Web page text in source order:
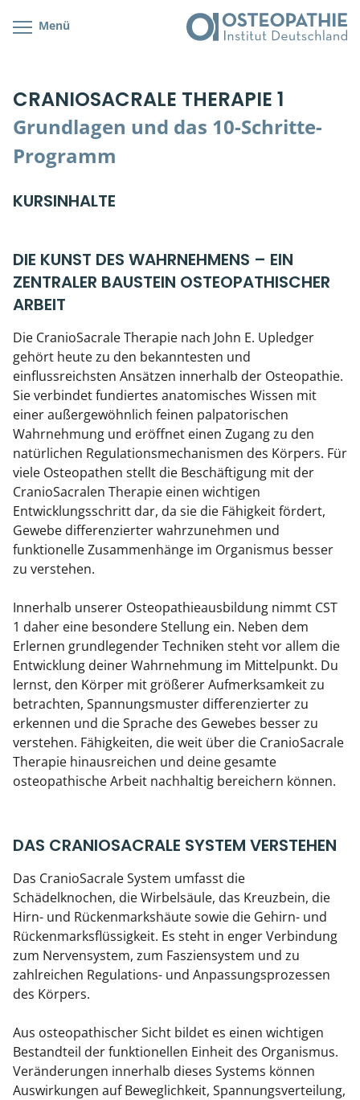
Menü
CRANIOSACRALE THERAPIE 1
Grundlagen und das 10-Schritte-
Programm
KURSINHALTE
DIE KUNST DES WAHRNEHMENS – EIN
ZENTRALER BAUSTEIN OSTEOPATHISCHER
ARBEIT
Die CranioSacrale Therapie nach John E. Upledger
gehört heute zu den bekanntesten und
einflussreichsten Ansätzen innerhalb der Osteopathie.
Sie verbindet fundiertes anatomisches Wissen mit
einer außergewöhnlich feinen palpatorischen
Wahrnehmung und eröffnet einen Zugang zu den
natürlichen Regulationsmechanismen des Körpers. Für
viele Osteopathen stellt die Beschäftigung mit der
CranioSacralen Therapie einen wichtigen
Entwicklungsschritt dar, da sie die Fähigkeit fördert,
Gewebe differenzierter wahrzunehmen und
funktionelle Zusammenhänge im Organismus besser
zu verstehen.
Innerhalb unserer Osteopathieausbildung nimmt CST
1 daher eine besondere Stellung ein. Neben dem
Erlernen grundlegender Techniken steht vor allem die
Entwicklung deiner Wahrnehmung im Mittelpunkt. Du
lernst, den Körper mit größerer Aufmerksamkeit zu
betrachten, Spannungsmuster differenzierter zu
erkennen und die Sprache des Gewebes besser zu
verstehen. Fähigkeiten, die weit über die CranioSacrale
Therapie hinausreichen und deine gesamte
osteopathische Arbeit nachhaltig bereichern können.
DAS CRANIOSACRALE SYSTEM VERSTEHEN
Das CranioSacrale System umfasst die
Schädelknochen, die Wirbelsäule, das Kreuzbein, die
Hirn- und Rückenmarkshäute sowie die Gehirn- und
Rückenmarksflüssigkeit. Es steht in enger Verbindung
zum Nervensystem, zum Fasziensystem und zu
zahlreichen Regulations- und Anpassungsprozessen
des Körpers.
Aus osteopathischer Sicht bildet es einen wichtigen
Bestandteil der funktionellen Einheit des Organismus.
Veränderungen innerhalb dieses Systems können
Auswirkungen auf Beweglichkeit, Spannungsverteilung,
Cranial/Neurale Osteopathie
Parietale Osteopathie
Prüfung & Zertifikation
Live Online-Kurse
Postgraduate- & Spezialkurse
Kiefergelenkkurse
CranioSacrale Ausbildung
Human Reset Week
Kursorte mit Kursangeboten
Bonus-Programm
Veranstaltungsticket DB
Teilnehmerliste
Stellenbörse